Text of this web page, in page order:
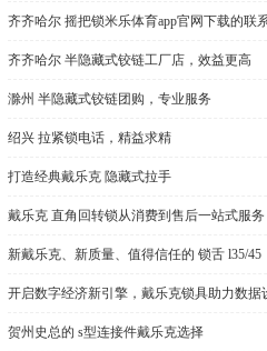
齐齐哈尔 摇把锁米乐体育app官网下载的联
齐齐哈尔 半隐藏式铰链工厂店，效益更高
滁州 半隐藏式铰链团购，专业服务
绍兴 拉紧锁电话，精益求精
打造经典戴乐克 隐藏式拉手
戴乐克 直角回转锁从消费到售后一站式服务
新戴乐克、新质量、值得信任的 锁舌 l35/45
开启数字经济新引擎，戴乐克锁具助力数据
贺州史总的 s型连接件戴乐克选择